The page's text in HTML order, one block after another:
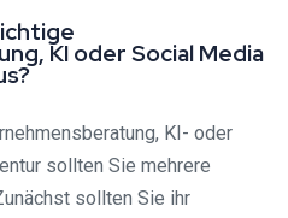
KI oder Social Media
KI- oder
sollten Sie mehrere
sollten Sie ihr